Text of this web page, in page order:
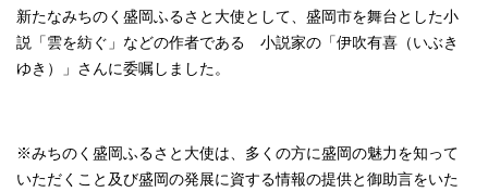
新たなみちのく盛岡ふるさと大使として、盛岡市を舞台とした小
説「雲を紡ぐ」などの作者である 小説家の「伊吹有喜（いぶき
ゆき）」さんに委嘱しました。
※みちのく盛岡ふるさと大使は、多くの方に盛岡の魅力を知って
いただくこと及び盛岡の発展に資する情報の提供と御助言をいた